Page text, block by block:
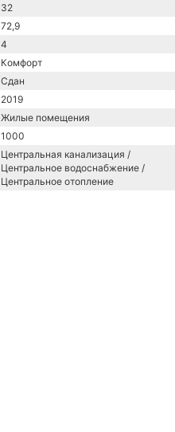
32
72,9
4
Комфорт
Сдан
2019
Жилые помещения
1000
Центральная канализация /
Центральное водоснабжение /
Центральное отопление